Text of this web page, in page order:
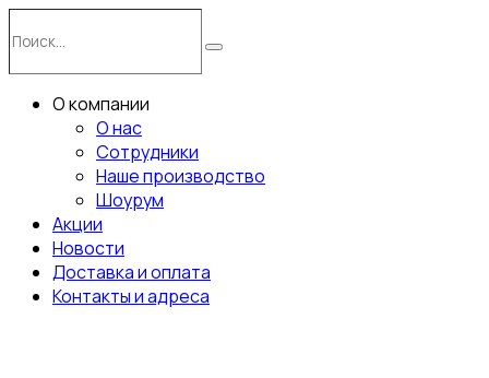
к
содержимому
Поиск
О компании
О нас
Сотрудники
Наше производство
Шоурум
Акции
Новости
Доставка и оплата
Контакты и адреса